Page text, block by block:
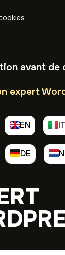
avant de
expert
EN IT
DE